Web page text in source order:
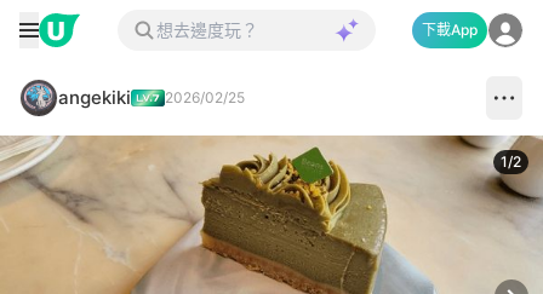
下載App
angekiki 2026/02/25
1/2